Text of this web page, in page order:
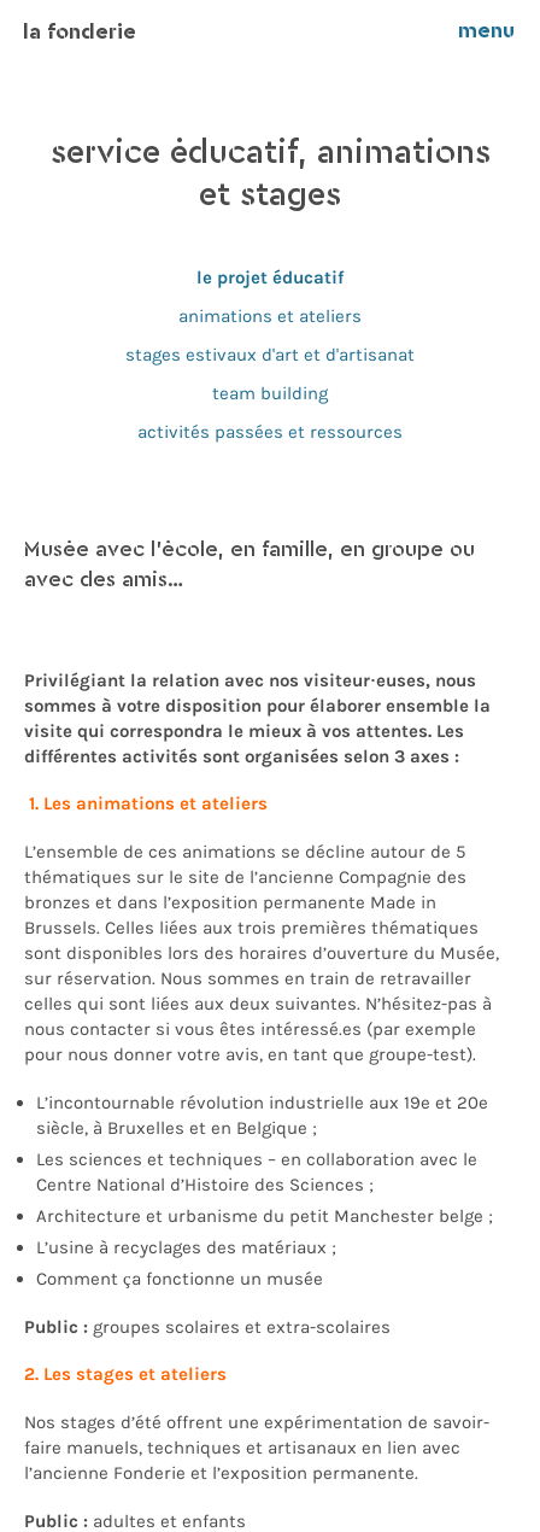
la fonderie menu
service éducatif, animations
et stages
le projet éducatif
animations et ateliers
stages estivaux d'art et d'artisanat
team building
activités passées et ressources
Musée avec l’école, en famille, en groupe ou
avec des amis…
Privilégiant la relation avec nos visiteur·euses, nous
sommes à votre disposition pour élaborer ensemble la
visite qui correspondra le mieux à vos attentes. Les
différentes activités sont organisées selon 3 axes :
1. Les animations et ateliers
L’ensemble de ces animations se décline autour de 5
thématiques sur le site de l’ancienne Compagnie des
bronzes et dans l’exposition permanente Made in
Brussels. Celles liées aux trois premières thématiques
sont disponibles lors des horaires d’ouverture du Musée,
sur réservation. Nous sommes en train de retravailler
celles qui sont liées aux deux suivantes. N’hésitez-pas à
nous contacter si vous êtes intéressé.es (par exemple
pour nous donner votre avis, en tant que groupe-test).
L’incontournable révolution industrielle aux 19e et 20e
siècle, à Bruxelles et en Belgique ;
Les sciences et techniques – en collaboration avec le
Centre National d’Histoire des Sciences ;
Architecture et urbanisme du petit Manchester belge ;
L’usine à recyclages des matériaux ;
Comment ça fonctionne un musée
Public : groupes scolaires et extra-scolaires
2. Les stages et ateliers
Nos stages d’été offrent une expérimentation de savoir-
faire manuels, techniques et artisanaux en lien avec
l’ancienne Fonderie et l’exposition permanente.
Public : adultes et enfants